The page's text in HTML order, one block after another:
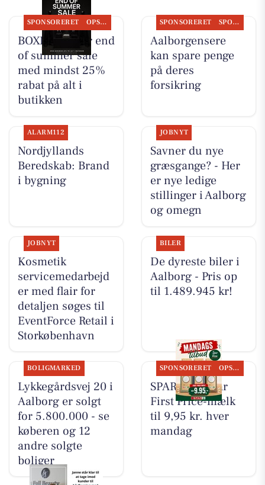
SPONSORERET OPSLAGSTAVLEN
BOXEN holder end
of summer sale
med mindst 25%
rabat på alt i
butikken
SPONSORERET SPONSORERET INDHOLD
Aalborgensere
kan spare penge
på deres
forsikring
ALARM112
Nordjyllands
Beredskab: Brand
i bygning
JOBNYT
Savner du nye
græsgange? - Her
er nye ledige
stillinger i Aalborg
og omegn
JOBNYT
Kosmetik
servicemedarbejd
er med flair for
detaljen søges til
EventForce Retail i
Storkøbenhavn
BILER
De dyreste biler i
Aalborg - Pris op
til 1.489.945 kr!
BOLIGMARKED
Lykkegårdsvej 20 i
Aalborg er solgt
for 5.800.000 - se
køberen og 12
andre solgte
boliger
SPONSORERET OPSLAGSTAVLEN
SPAR Visse har
First Price-mælk
til 9,95 kr. hver
mandag